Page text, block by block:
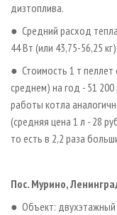
дизтоплива.
● Средний расход
44 Вт (или 43,75-56,25
● Стоимость 1 т пеллет
среднем) на год - 51
работы котла
(средняя цена 1 л - 28
то есть в 2,2 раза
Пос. Мурино,
● Объект: двухэтажный